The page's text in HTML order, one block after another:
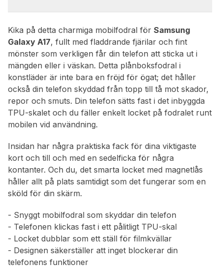
Kika på detta charmiga mobilfodral för Samsung
Galaxy A17, fullt med fladdrande fjärilar och fint
mönster som verkligen får din telefon att sticka ut i
mängden eller i väskan. Detta plånboksfodral i
konstläder är inte bara en fröjd för ögat; det håller
också din telefon skyddad från topp till tå mot skador,
repor och smuts. Din telefon sätts fast i det inbyggda
TPU-skalet och du fäller enkelt locket på fodralet runt
mobilen vid användning.
Insidan har några praktiska fack för dina viktigaste
kort och till och med en sedelficka för några
kontanter. Och du, det smarta locket med magnetlås
håller allt på plats samtidigt som det fungerar som en
sköld för din skärm.
- Snyggt mobilfodral som skyddar din telefon
- Telefonen klickas fast i ett pålitligt TPU-skal
- Locket dubblar som ett ställ för filmkvällar
- Designen säkerställer att inget blockerar din
telefonens funktioner